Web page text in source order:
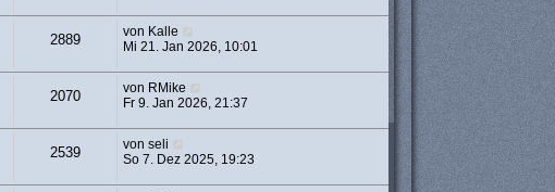
2889 von Kalle
Mi 21. Jan 2026, 10:01
2070 von RMike
Fr 9. Jan 2026, 21:37
2539 vonseli
So 7. Dez 2025, 19:23